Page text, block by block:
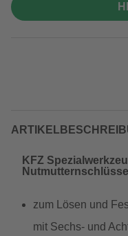
KFZ
zum Lösen und
mit Sechs- und